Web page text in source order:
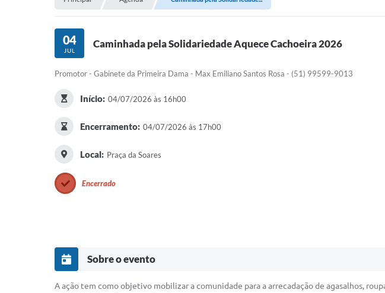
04
JUL
Caminhada pela Solidariedade Aquece Cachoeira 2026
Promotor - Gabinete da Primeira Dama - Max Emiliano Santos Rosa - (51) 99599-9013
Início: 04/07/2026 às 16h00
Encerramento: 04/07/2026 às 17h00
Local: Praça da Soares
Encerrado
Sobre o evento
A ação tem como objetivo mobilizar a comunidade para a arrecadação de agasalhos,